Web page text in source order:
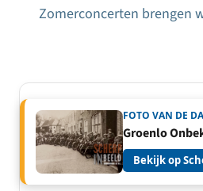
Zomerconcerten brengen
FOTO VAN DE
Groenlo
Bekijk op